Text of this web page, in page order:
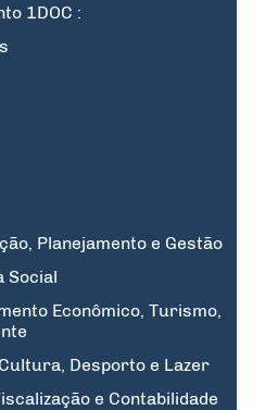
1DOC :
Planejamento e Gestão
Social
Econômico, Turismo,
Desporto e Lazer
e Contabilidade